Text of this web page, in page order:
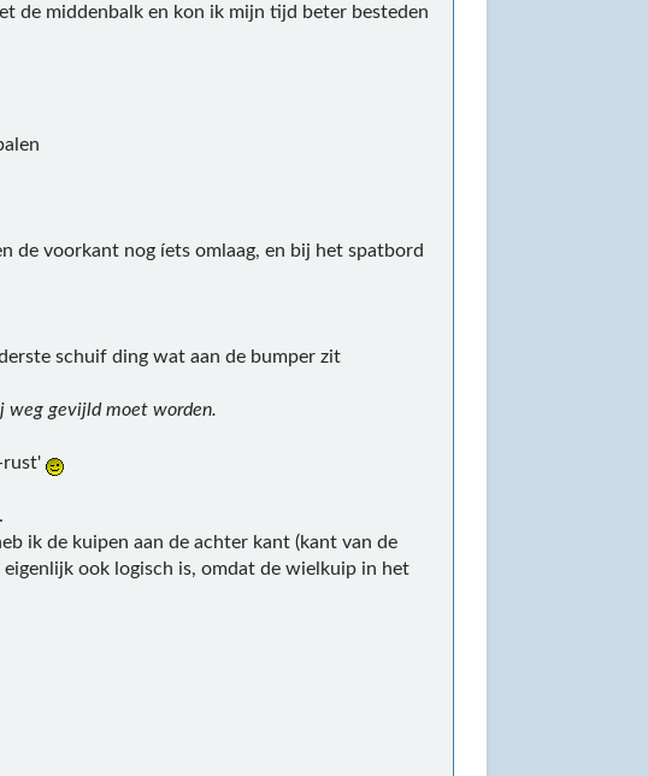
de middenbalk en kon ik mijn tijd beter besteden
de voorkant nog íets omlaag, en bij het spatbord
schuif ding wat aan de bumper zit
weg gevijld moet worden.
rust'
ik de kuipen aan de achter kant (kant van de
ook logisch is, omdat de wielkuip in het